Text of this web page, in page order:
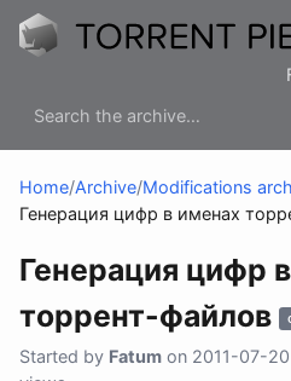
Home/Archive/Modifications
Генерация цифр в именах
Генерация цифр
торрент-файлов
Started by Fatum on 2011-07-